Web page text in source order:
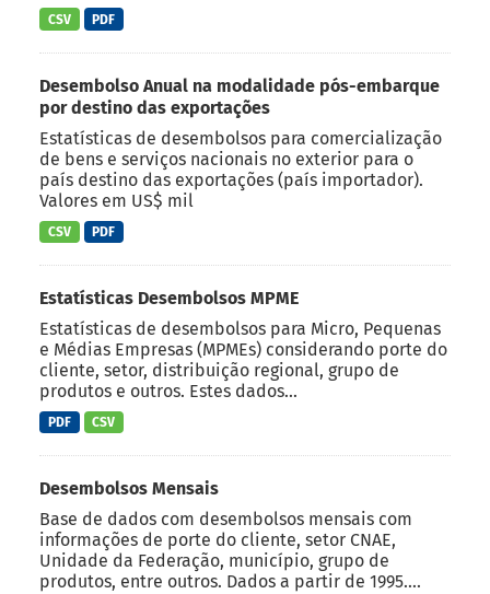
CSV PDF
Desembolso Anual na modalidade pós-embarque
por destino das exportações
Estatísticas de desembolsos para comercialização
de bens e serviços nacionais no exterior para o
país destino das exportações (país importador).
Valores em US$ mil
CSV PDF
Estatísticas Desembolsos MPME
Estatísticas de desembolsos para Micro, Pequenas
e Médias Empresas (MPMEs) considerando porte do
cliente, setor, distribuição regional, grupo de
produtos e outros. Estes dados...
PDF CSV
Desembolsos Mensais
Base de dados com desembolsos mensais com
informações de porte do cliente, setor CNAE,
Unidade da Federação, município, grupo de
produtos, entre outros. Dados a partir de 1995....